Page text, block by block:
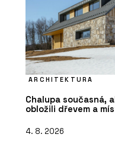
ARCHITEKTURA
Chalupa současná,
obložili dřevem a
4. 8. 2026